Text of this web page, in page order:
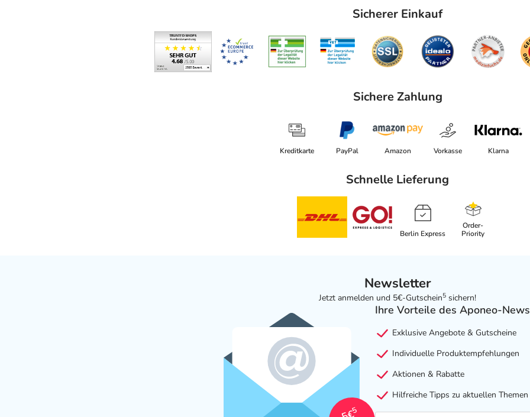
Sicherer Einkauf
Sichere Zahlung
Kreditkarte PayPal Amazon Vorkasse Klarna
Schnelle Lieferung
Berlin Express
Order-
Priority
Newsletter
Jetzt anmelden und 5€-Gutschein5 sichern!
5
Ihre Vorteile des Aponeo-
Exklusive Angebote & Gutscheine
Individuelle Produktempfehlungen
Aktionen & Rabatte
Hilfreiche Tipps zu aktuellen Themen